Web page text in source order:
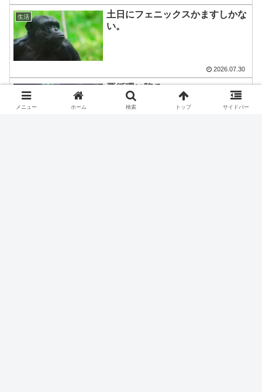
生活
土日にフェニックスかますしかな
い。
2026.07.30
パチスロ 悪循環に陥る。
メニュー ホーム 検索 トップ サイドバー